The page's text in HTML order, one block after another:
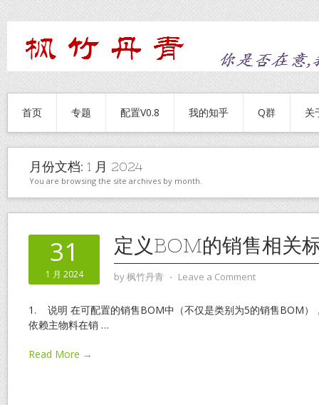
首页 专题 配置V0.8 我的知乎 Q群 关
月份文档: 1 月 2024
You are browsing the site archives by month.
31
1 月 2024
定义BOM的销售相关
by枫竹丹青 ⋅ Leave a Comment
1. 说明 在可配置的销售BOM中（不仅是类别为5的销售BOM）
依赖主物料在销 …
Read More →